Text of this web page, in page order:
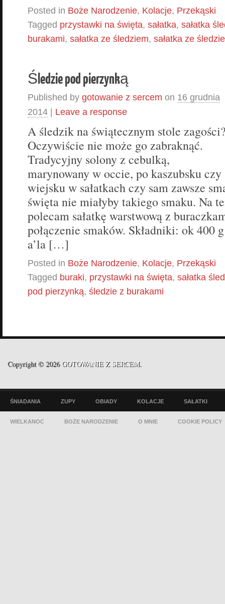
Posted in Boże Narodzenie, Kolacje, Przekąski
Tagged przystawki na święta, sałatka, sałatka
burakami, sałatka ze śledziem, sałatka ze
Śledzie pod pierzynką
Published by gotowanie z sercem on 16 grudnia
2014 | Leave a response
A śledzik na świątecznym stole
Oczywiście nie może go zabraknąć.
Tradycyjny solony z cebulką,
marynowany w occie, po kaszubsku czy
wiejsku w sałatkach czy sam zawsze
święta nie miałyby takiego smaku. Na
polecam sałatkę warstwową z
połączenie smaków. Składniki: ok 400
a’la […]
Posted in Boże Narodzenie, Kolacje, Przekąski
Tagged buraki, przystawki na święta, sałatka
pod pierzynką, śledzie z burakami
Copyright © 2026 GOTOWANIE Z SERCEM.
ŚNIADANIA ZUPY OBIADY KOLACJE SAŁATKI
WIELKANOC BOŻE NARODZENIE O MNIE COOKIE POLICY